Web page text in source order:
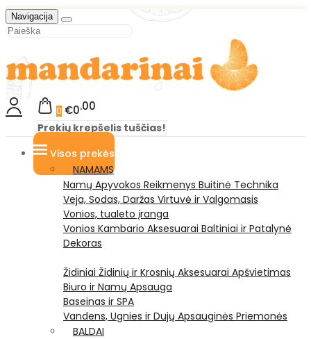
Navigacija
0 €0 00
Prekių krepšelis tuščias!
Visos prekės
NAMAMS
Namų Apyvokos Reikmenys Buitinė Technika
Veja, Sodas, Daržas Virtuvė ir Valgomasis
Vonios, tualeto įranga
Vonios Kambario Aksesuarai Baltiniai ir Patalynė
Dekoras
Židiniai Židinių ir Krosnių Aksesuarai Apšvietimas
Biuro ir Namų Apsauga
Baseinas ir SPA
Vandens, Ugnies ir Dujų Apsauginės Priemonės
BALDAI